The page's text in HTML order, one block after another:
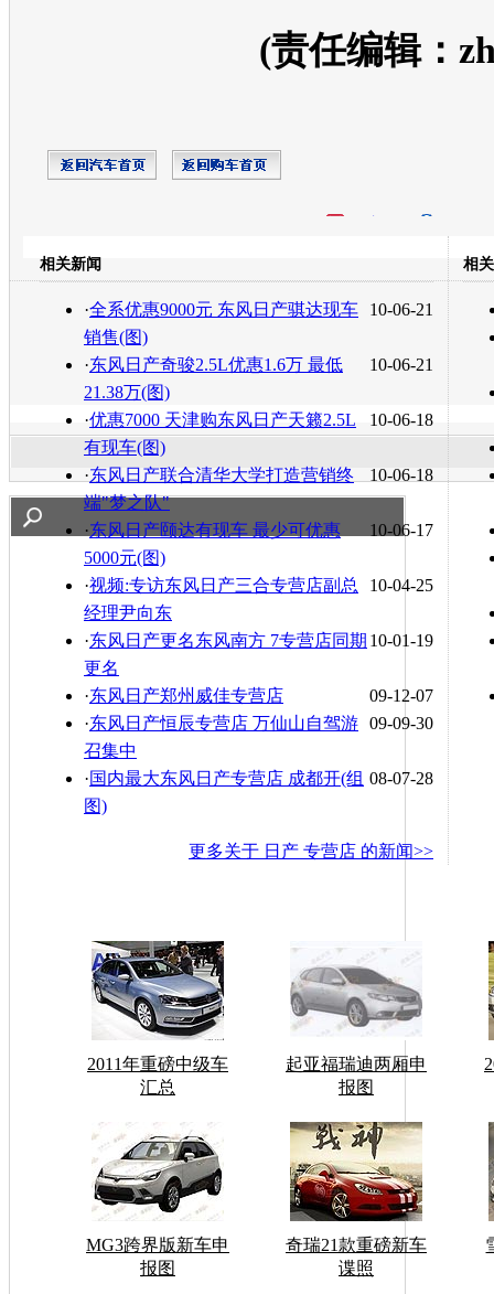
(责任编辑：
转发至：
相关新闻
10-06-21
·全系优惠9000元 东风日产骐达现车
销售(图)
10-06-21
·东风日产奇骏2.5L优惠1.6万 最低
21.38万(图)
10-06-18
·优惠7000 天津购东风日产天籁2.5L
有现车(图)
10-06-18
·东风日产联合清华大学打造营销终
端"梦之队"
10-06-17
·东风日产颐达有现车 最少可优惠
5000元(图)
10-04-25
·视频:专访东风日产三合专营店副总
经理尹向东
10-01-19
·东风日产更名东风南方 7专营店同期
更名
09-12-07
·东风日产郑州威佳专营店
09-09-30
·东风日产恒辰专营店 万仙山自驾游
召集中
08-07-28
·国内最大东风日产专营店 成都开(组
图)
更多关于 日产 专营店 的新闻>>
相
2011年重磅中级车
汇总
起亚福瑞迪两厢申
报图
MG3跨界版新车申
报图
奇瑞21款重磅新车
谍照